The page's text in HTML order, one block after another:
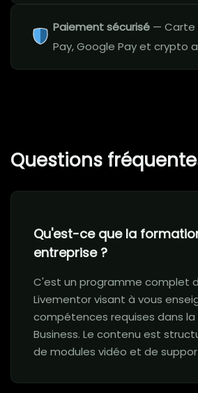
Paiement sécurisé — Carte
Pay, Google Pay et crypto
Questions
Qu'est-ce que la
entreprise ?
C'est un programme complet
Livementor visant à vous
compétences requises dans
Business. Le contenu est
de modules vidéo et de